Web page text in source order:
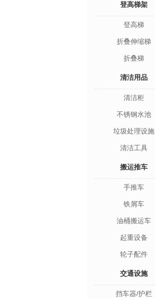
登高梯架
登高梯
折叠伸缩梯
折叠梯
清洁用品
清洁柜
不锈钢水池
垃圾处理设施
清洁工具
搬运推车
手推车
铁屑车
油桶搬运车
起重设备
轮子配件
交通设施
挡车器/护栏